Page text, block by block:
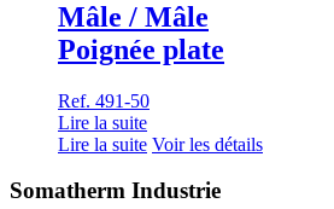
Mâle / Mâle
Poignée plate
Ref. 491-50
Lire la suite
Lire la suite Voir les détails
Somatherm Industrie